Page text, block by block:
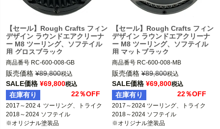
【セール】Rough Crafts フィン
デザイン ラウンドエアクリーナ
ー M8 ツーリング、ソフテイル
用 グロスブラック
商品番号 RC-600-008-GB
2024 FLHRXS、FLHTK、FLTRK
2017～2023 ツーリング、トライク
2018～2024 ソフテイル
※オリジナル塗装品
Rough Crafts（ラフクラフト）
販売価格 ¥89,800税込
SALE価格 ¥69,800税込
在庫有り 22％OFF
2017～202４ ツーリング、トライク
2018～2024 ソフテイル
【セール】Rough Crafts フィン
デザイン ラウンドエアクリーナ
ー M8 ツーリング、ソフテイル
用 マットブラック
商品番号 RC-600-008-MB
2024 FLHRXS、FLHTK、FLTRK
2017～2023 ツーリング、トライク
2018～2024 ソフテイル
※オリジナル塗装品
Rough Crafts（ラフクラフト）
販売価格 ¥89,800税込
SALE価格 ¥69,800税込
在庫有り 22％OFF
2017～2024 ツーリング、トライク
2018～2024 ソフテイル